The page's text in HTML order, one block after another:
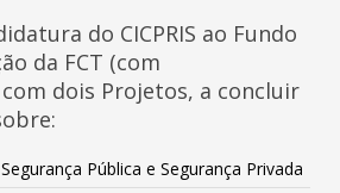
do CICPRIS ao Fundo
da FCT (com
dois Projetos, a concluir
Pública e Segurança Privada